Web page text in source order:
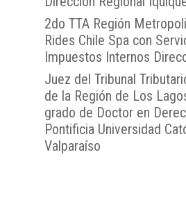
2do TTA Región
Rides Chile Spa con
Impuestos Internos
Juez del Tribunal
de la Región de Los
grado de Doctor en
Pontificia Universidad
Valparaíso